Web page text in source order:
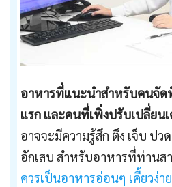
อาหารที่แนะนำสำหรับคนจั
แรก และคนที่เพิ่งปรับเปลี่ยน
อาจจะมีความรู้สึก ตึง เจ็บ ป
อักเสบ สำหรับอาหารที่ท่านส
ควรเป็นอาหารอ่อนๆ เคี้ยวง่